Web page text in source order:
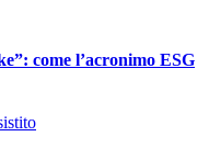
come l’acronimo ESG